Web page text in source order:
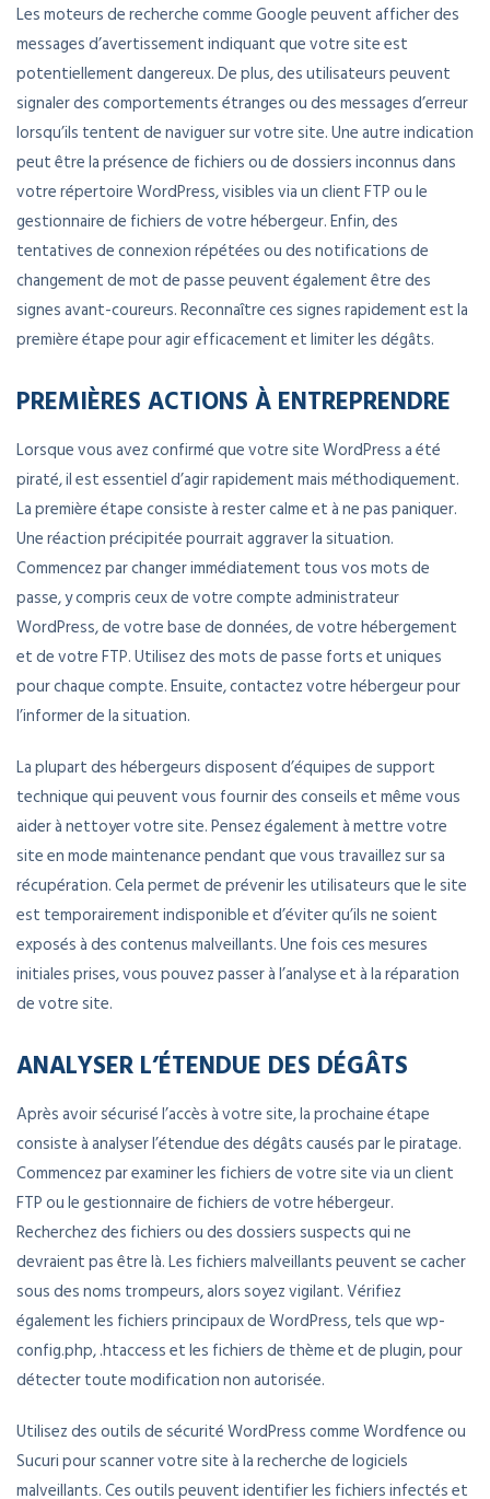
Les moteurs de recherche comme Google peuvent afficher des
messages d’avertissement indiquant que votre site est
potentiellement dangereux. De plus, des utilisateurs peuvent
signaler des comportements étranges ou des messages d’erreur
lorsqu’ils tentent de naviguer sur votre site. Une autre indication
peut être la présence de fichiers ou de dossiers inconnus dans
votre répertoire WordPress, visibles via un client FTP ou le
gestionnaire de fichiers de votre hébergeur. Enfin, des
tentatives de connexion répétées ou des notifications de
changement de mot de passe peuvent également être des
signes avant-coureurs. Reconnaître ces signes rapidement est la
première étape pour agir efficacement et limiter les dégâts.
PREMIÈRES ACTIONS À ENTREPRENDRE
Lorsque vous avez confirmé que votre site WordPress a été
piraté, il est essentiel d’agir rapidement mais méthodiquement.
La première étape consiste à rester calme et à ne pas paniquer.
Une réaction précipitée pourrait aggraver la situation.
Commencez par changer immédiatement tous vos mots de
passe, y compris ceux de votre compte administrateur
WordPress, de votre base de données, de votre hébergement
et de votre FTP. Utilisez des mots de passe forts et uniques
pour chaque compte. Ensuite, contactez votre hébergeur pour
l’informer de la situation.
La plupart des hébergeurs disposent d’équipes de support
technique qui peuvent vous fournir des conseils et même vous
aider à nettoyer votre site. Pensez également à mettre votre
site en mode maintenance pendant que vous travaillez sur sa
récupération. Cela permet de prévenir les utilisateurs que le site
est temporairement indisponible et d’éviter qu’ils ne soient
exposés à des contenus malveillants. Une fois ces mesures
initiales prises, vous pouvez passer à l’analyse et à la réparation
de votre site.
ANALYSER L’ÉTENDUE DES DÉGÂTS
Après avoir sécurisé l’accès à votre site, la prochaine étape
consiste à analyser l’étendue des dégâts causés par le piratage.
Commencez par examiner les fichiers de votre site via un client
FTP ou le gestionnaire de fichiers de votre hébergeur.
Recherchez des fichiers ou des dossiers suspects qui ne
devraient pas être là. Les fichiers malveillants peuvent se cacher
sous des noms trompeurs, alors soyez vigilant. Vérifiez
également les fichiers principaux de WordPress, tels que wp-
config.php, .htaccess et les fichiers de thème et de plugin, pour
détecter toute modification non autorisée.
Utilisez des outils de sécurité WordPress comme Wordfence ou
Sucuri pour scanner votre site à la recherche de logiciels
malveillants. Ces outils peuvent identifier les fichiers infectés et